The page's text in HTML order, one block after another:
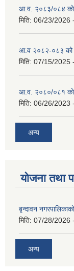
आ.व. २०८३/०८४ को
मिति: 06/23/2026
आ.व २०८२-०८३ को
मिति: 07/15/2025
आ.व. २०८०/०८१ को
मिति: 06/26/2023
अन्य
योजना तथा
बृन्दावन
मिति: 07/28/2026
अन्य